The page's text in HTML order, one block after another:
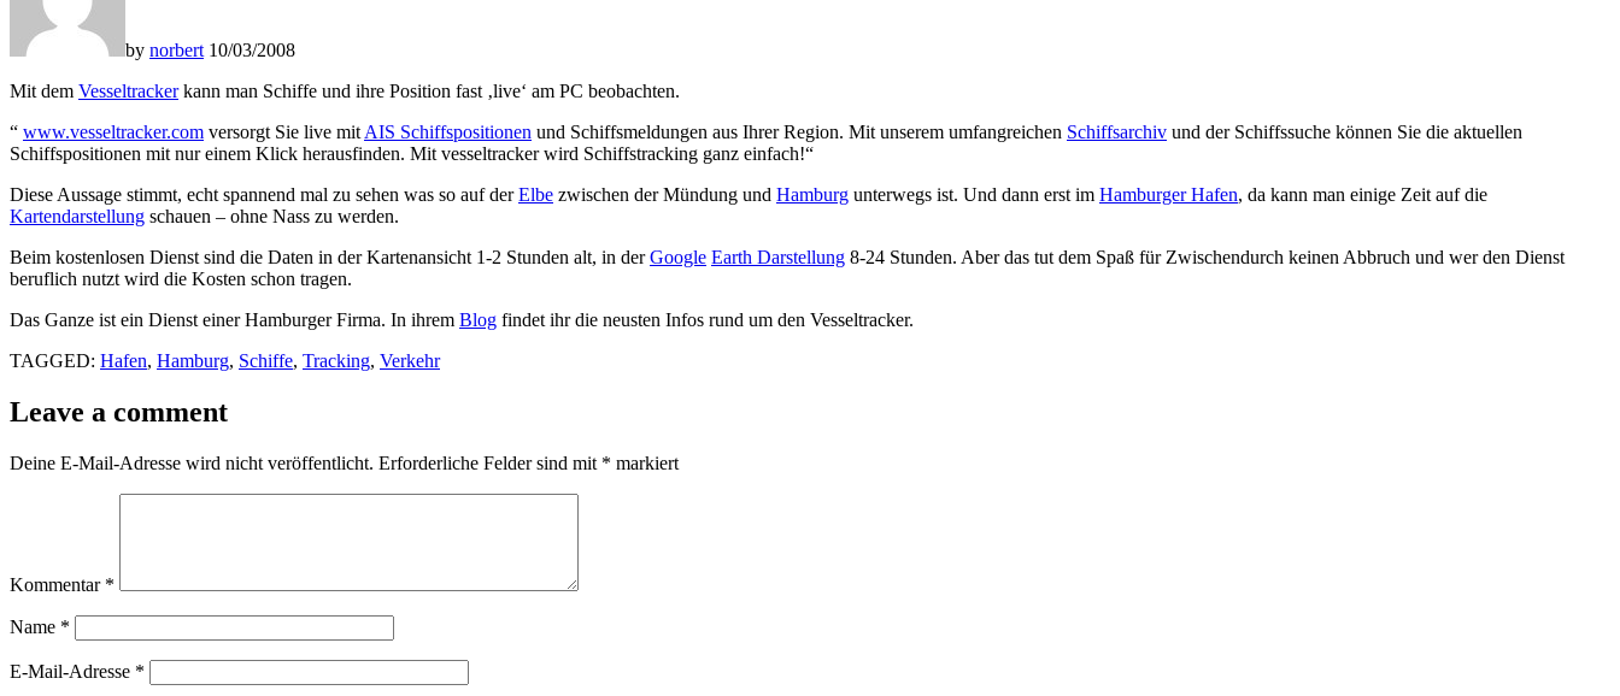
by norbert 10/03/2008
Mit dem Vesseltrackerkann man Schiffe und ihre Position fast ‚live‘ am PC beobachten.
“ www.vesseltracker.com versorgt Sie live mit AIS Schiffspositionen und Schiffsmeldungen aus Ihrer Region. Mit unserem umfangreichen Schiffsarchiv und der Schiffssuche können Sie die aktuellen
Schiffspositionen mit nur einem Klick herausfinden. Mit vesseltracker wird Schiffstracking ganz einfach!“
Diese Aussage stimmt, echt spannend mal zu sehen was so auf derElbe zwischen der Mündung und Hamburg unterwegs ist. Und dann erst im Hamburger Hafen, da kann man einige Zeit auf die
Kartendarstellung schauen – ohne Nass zu werden.
Beim kostenlosen Dienst sind die Daten in der Kartenansicht 1-2 Stunden alt, in derGoogle Earth Darstellung 8-24 Stunden. Aber das tut dem Spaß für Zwischendurch keinen Abbruch und wer den Dienst
beruflich nutzt wird die Kosten schon tragen.
Das Ganze ist ein Dienst einer Hamburger Firma. In ihrem Blog findet ihr die neusten Infos rund um den Vesseltracker.
TAGGED: Hafen, Hamburg, Schiffe, Tracking, Verkehr
Leave a comment
Deine E-Mail-Adresse wird nicht veröffentlicht. Erforderliche Felder sind mit * markiert
Kommentar *
Name *
E-Mail-Adresse *